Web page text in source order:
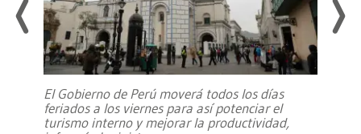
El Gobierno de Perú moverá todos los días
feriados a los viernes para así potenciar el
turismo interno y mejorar la productividad,